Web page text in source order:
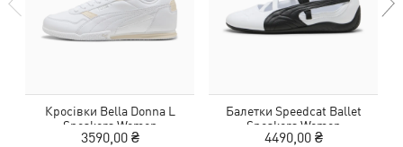
Кросівки Bella Donna L
Sneakers Women
3590,00 ₴
Балетки Speedcat Ballet
Sneakers Women
4490,00 ₴